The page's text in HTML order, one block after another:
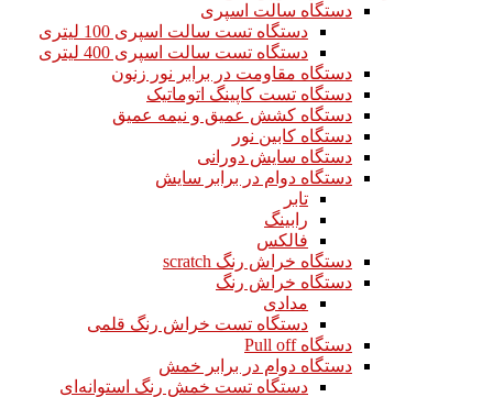
دستگاه سالت اسپری
دستگاه تست سالت اسپری 100 لیتری
دستگاه تست سالت اسپری 400 لیتری
دستگاه مقاومت در برابر نور زنون
دستگاه تست کاپینگ اتوماتیک
دستگاه کشش عمیق و نیمه عمیق
دستگاه کابین نور
دستگاه سایش دورانی
دستگاه دوام در برابر سایش
تابر
رابینگ
فالکس
دستگاه خراش رنگ scratch
دستگاه خراش رنگ
مدادی
دستگاه تست خراش رنگ قلمی
دستگاه Pull off
دستگاه دوام در برابر خمش
دستگاه تست خمش رنگ استوانه‌ای